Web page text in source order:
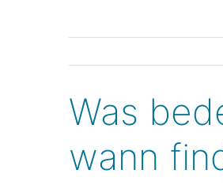
Was
wann